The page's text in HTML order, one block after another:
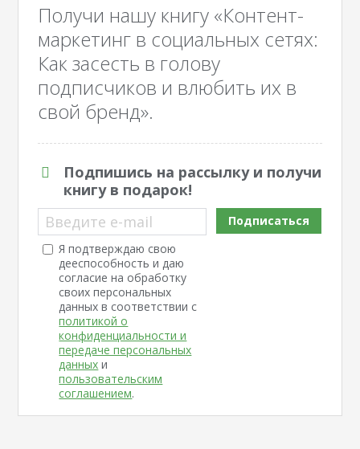
Получи нашу книгу «Контент-
маркетинг в социальных сетях:
Как засесть в голову
подписчиков и влюбить их в
свой бренд».
Подпишись на рассылку и получи
книгу в подарок!
Введите e-mail
Я подтверждаю свою
дееспособность и даю
согласие на обработку
своих персональных
данных в соответствии с
политикой о
конфиденциальности и
передаче персональных
данных и
пользовательским
соглашением.
Подписаться